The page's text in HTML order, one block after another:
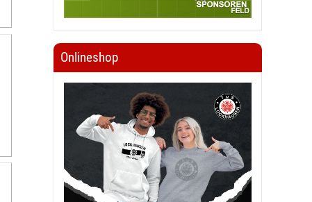
Onlineshop